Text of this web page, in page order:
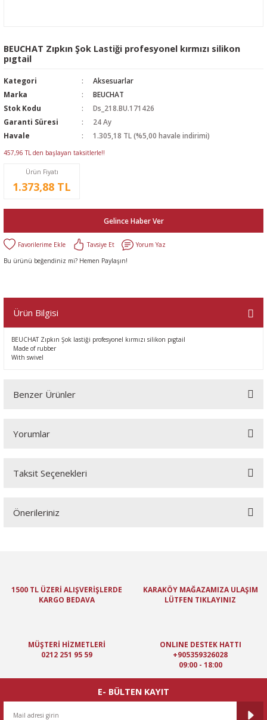
BEUCHAT Zıpkın Şok Lastiği profesyonel kırmızı silikon
pıgtail
Kategori
Aksesuarlar
Marka
BEUCHAT
Stok Kodu
Ds_218.BU.171426
Garanti Süresi
24 Ay
Havale
1.305,18 TL (%5,00 havale indirimi)
457,96 TL den başlayan taksitlerle!!
Ürün Fiyatı
1.373,88 TL
Gelince Haber Ver
Tavsiye Et
Yorum Yaz
Bu ürünü beğendiniz mi? Hemen Paylaşın!
Ürün Bilgisi
BEUCHAT Zıpkın Şok lastiği profesyonel kırmızı silikon pıgtail
Made of rubber
With swivel
Benzer Ürünler
Yorumlar
Taksit Seçenekleri
Önerileriniz
Ürün resmi kalitesiz, bozuk veya görüntülenemiyor.
Ürün bilgilerinde hatalar bulunuyor.
Ürün fiyatı diğer sitelerden daha pahalı.
1500 TL ÜZERİ ALIŞVERİŞLERDE
KARGO BEDAVA
KARAKÖY MAĞAZAMIZA ULAŞIM
LÜTFEN TIKLAYINIZ
MÜŞTERİ HİZMETLERİ
0212 251 95 59
ONLINE DESTEK HATTI
+905359326028
09:00 - 18:00
E- BÜLTEN KAYIT